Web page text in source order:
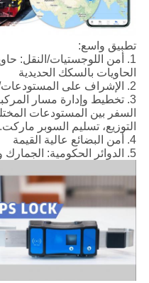
تطبيق واسع:
1. أمن اللوجستيات/النقل:
الحاويات بالسكك الحديدية
2. الإشراف على المستودعات/المدخل/إدارة البوابة
3. تخطيط وإدارة مسار
السفر بين المستودعات
التوزيع، تسليم السوبر ماركت.
4. أمن البضائع عالية القيمة
5. الدوائر الحكومية: الجمارك والإيرادات.